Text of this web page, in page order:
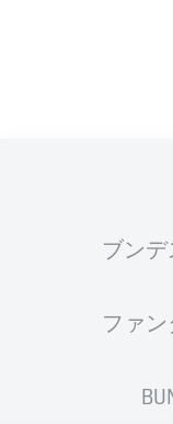
ブン
ファ